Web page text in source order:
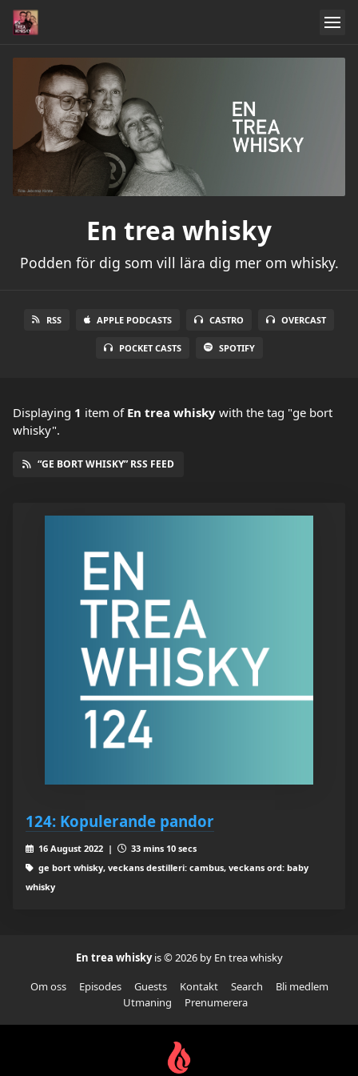
En trea whisky
Podden för dig som vill lära dig mer om whisky.
RSS APPLE PODCASTS CASTRO OVERCAST
POCKET CASTS SPOTIFY
Displaying 1 item of En trea whisky with the tag "ge bort
whisky".
“GE BORT WHISKY” RSS FEED
124: Kopulerande pandor
16 August 2022 |
33 mins 10 secs
ge bort whisky, veckans destilleri: cambus, veckans ord: baby
whisky
En trea whiskyis © 2026 by En trea whisky
Om oss
Episodes Guests Kontakt Search
Bli medlem
Utmaning
Prenumerera